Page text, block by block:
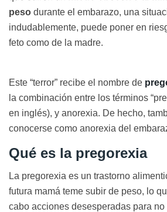
peso durante el embarazo, una
indudablemente, puede poner en
feto como de la madre.
Este “terror” recibe el nombre de
la combinación entre los términos
en inglés), y anorexia. De hecho,
conocerse como anorexia del
Qué es la pregorexia
La pregorexia es un trastorno
futura mamá teme subir de peso, lo
cabo acciones desesperadas para